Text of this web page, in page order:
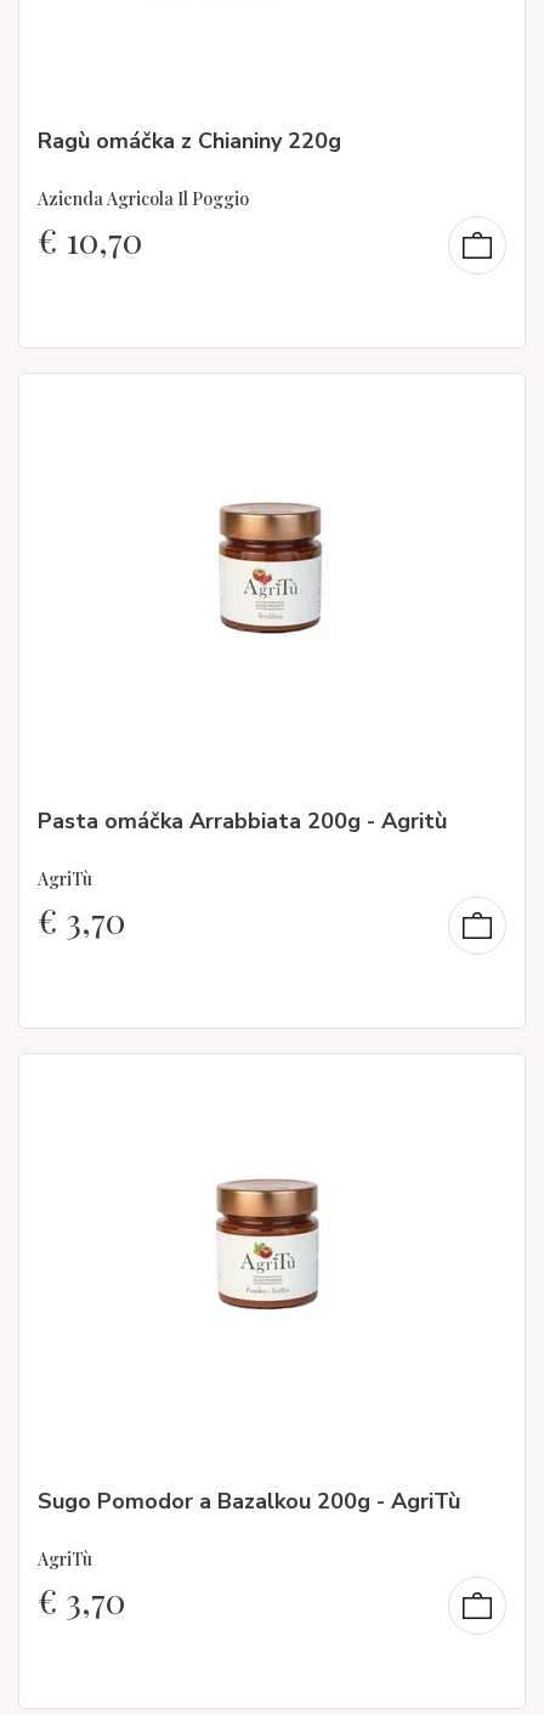
Ragù omáčka z Chianiny 220g
Azienda Agricola Il Poggio
€ 10,70
Pasta omáčka Arrabbiata 200g - Agritù
AgriTù
€ 3,70
Sugo Pomodor a Bazalkou 200g - AgriTù
AgriTù
€ 3,70